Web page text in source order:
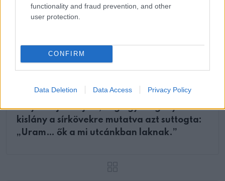
functionality and fraud prevention, and other
user protection.
CONFIRM
Data Deletion Data Access Privacy Policy
WhatsappRedditShare
A gyászoló milliomos minden szombaton a
lányai sírjához járt, míg egy szegény
kislány a sírkövekre mutatva azt suttogta:
„Uram… ők a mi utcánkban laknak.”